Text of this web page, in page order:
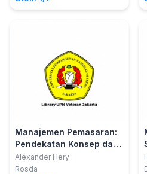
Manajemen Pemasaran:
Pendekatan Konsep dan
Aplikasi dalam Bisnis
Alexander Hery
Rosda